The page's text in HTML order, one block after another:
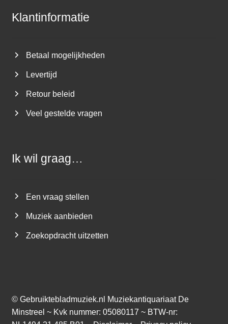
Klantinformatie
Betaal mogelijkheden
Levertijd
Retour beleid
Veel gestelde vragen
Ik wil graag…
Een vraag stellen
Muziek aanbieden
Zoekopdracht uitzetten
© Gebruiktebladmuziek.nl
Muziekantiquariaat De
Minstreel ~ Kvk nummer: 05080117 ~ BTW-nr: